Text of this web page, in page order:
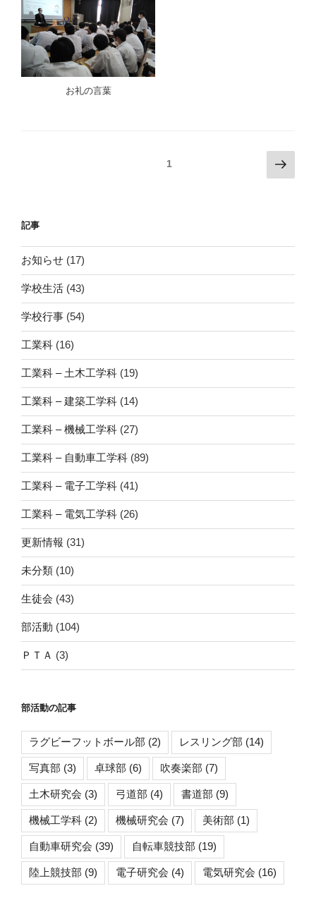
お礼の言葉
ビ
ー
シ
ョ
ン
1
次
の
記事
お知らせ (17)
学校生活 (43)
学校行事 (54)
工業科 (16)
工業科 – 土木工学科 (19)
工業科 – 建築工学科 (14)
工業科 – 機械工学科 (27)
工業科 – 自動車工学科 (89)
工業科 – 電子工学科 (41)
工業科 – 電気工学科 (26)
更新情報 (31)
未分類 (10)
生徒会 (43)
部活動 (104)
ＰＴＡ (3)
部活動の記事
ラグビーフットボール部 (2) レスリング部 (14)
写真部 (3) 卓球部 (6) 吹奏楽部 (7)
土木研究会 (3) 弓道部 (4) 書道部 (9)
機械工学科 (2) 機械研究会 (7) 美術部 (1)
自動車研究会 (39) 自転車競技部 (19)
陸上競技部 (9) 電子研究会 (4) 電気研究会 (16)